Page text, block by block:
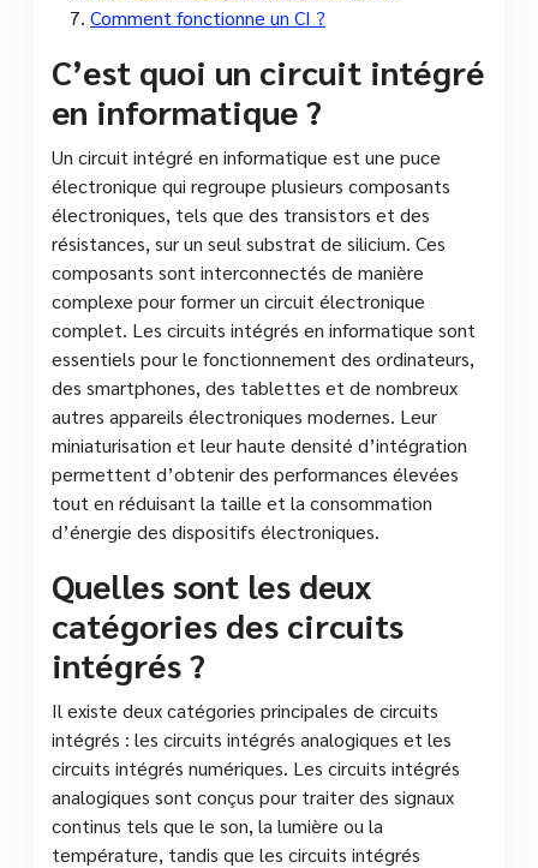
Comment fonctionne un CI ?
C’est quoi un circuit intégré
en informatique ?
Un circuit intégré en informatique est une puce
électronique qui regroupe plusieurs composants
électroniques, tels que des transistors et des
résistances, sur un seul substrat de silicium. Ces
composants sont interconnectés de manière
complexe pour former un circuit électronique
complet. Les circuits intégrés en informatique sont
essentiels pour le fonctionnement des ordinateurs,
des smartphones, des tablettes et de nombreux
autres appareils électroniques modernes. Leur
miniaturisation et leur haute densité d’intégration
permettent d’obtenir des performances élevées
tout en réduisant la taille et la consommation
d’énergie des dispositifs électroniques.
Quelles sont les deux
catégories des circuits
intégrés ?
Il existe deux catégories principales de circuits
intégrés : les circuits intégrés analogiques et les
circuits intégrés numériques. Les circuits intégrés
analogiques sont conçus pour traiter des signaux
continus tels que le son, la lumière ou la
température, tandis que les circuits intégrés